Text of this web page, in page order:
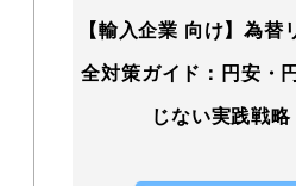
【輸入企業 向け】為替
全対策ガイド：円安・
じない実践戦略